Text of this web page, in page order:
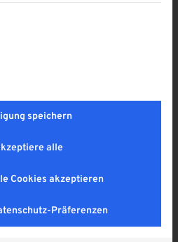
Highlights
Lösungen für Ihr Zuhause
individuell konfigurierbar.
Gruppen, für die eine
speichern
alle
Cookies akzeptieren
Präferenzen